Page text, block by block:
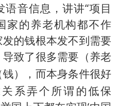
音信息，讲讲“项目
家的养老机构都不作
的钱根本发不到需要
致了很多需要（养老
钱），而本身条件很好
系弄个所谓的低保